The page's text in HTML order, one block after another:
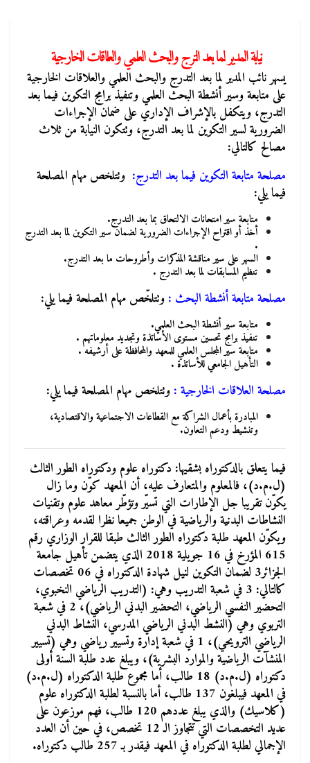
نيابة المدير لما بعد الترج والبحث العلمي والعلاقات الخارجية
يسهر نائب المدير لما بعد التدرج والبحث العلمي والعلاقات الخارجية
على متابعة وسير أنشطة البحث العلمي وتنفيذ برامج التكوين فيما بعد
التدرج، ويتكفل بالإشراف الإداري على ضمان الإجراءات
الضرورية لسير التكوين لما بعد التدرج، وتتكون النيابة من ثلاث
مصالح كالتالي:
مصلحة متابعة التكوين فيما بعد التدرج: وتتلخص مهام المصلحة
فيما يلي:
متابعة سير امتحانات الالتحاق بما بعد التدرج.
أخذ أو اقتراح الإجراءات الضرورية لضمان سير التكوين لما بعد التدرج
.
السهر على سير مناقشة المذكرات وأطروحات ما بعد التدرج.
تنظيم المسابقات لما بعد التدرج .
مصلحة متابعة أنشطة البحث :وتتلخّص مهام المصلحة فيما يلي:
متابعة سير أنشطة البحث العلمي.
تنفيذ برامج تحسين مستوى الأساتذة وتجديد معلوماتهم .
متابعة سير المجلس العلمي للمعهد والمحافظة على أرشيفه .
التأهيل الجامعي للأساتذة .
مصلحة العلاقات الخارجية:وتتلخص مهام المصلحة فيما يلي:
المبادرة بأعمال الشراكة مع القطاعات الاجتماعية والاقتصادية،
وتنشيط ودعم التعاون.
فيما يتعلق بالدكتوراه بشقيها: دكتوراه علوم ودكتوراه الطور الثالث
(ل.م.د)، فالمعلوم والمتعارف عليه، أن المعهد كوّن وما زال
يكوّن تقريبا جل الإطارات التي تسيّر وتؤطّر معاهد علوم وتقنيات
النشاطات البدنية والرياضية في الوطن جميعا نظرا لقدمه وعراقته،
ويكوّن المعهد طلبة دكتوراه الطور الثالث طبقا للقرار الوزاري رقم
615 المؤرخ في 16 جويلية 2018 الذي يتضمن تأهيل جامعة
الجزائر3 لضمان التكوين لنيل شهادة الدكتوراه في 06 تخصصات
كالتالي: 3 في شعبة التدريب وهي: (التدريب الرياضي النخبوي،
التحضير النفسي الرياضي، التحضير البدني الرياضي)، 2 في شعبة
التربوي وهي (النشط البدني الرياضي المدرسي، النشاط البدني
الرياضي الترويحي)، 1 في شعبة إدارة وتسيير رياضي وهي (تسيير
المنشآت الرياضية والموارد البشرية)، ويبلغ عدد طلبة السنة أولى
دكتوراه (ل.م.د) 18 طالب، أما مجموع طلبة الدكتوراه (ل.م.د)
في المعهد فيبلغون 137 طالب، أما بالنسبة لطلبة الدكتوراه علوم
(كلاسيك) والذي يبلغ عددهم 120 طالب، فهم موزعون على
عديد التخصصات التي تتجاوز الـ 12 تخصص، في حين أن العدد
الإجمالي لطلبة الدكتوراه في المعهد فيقدر بـ 257 طالب دكتوراه.